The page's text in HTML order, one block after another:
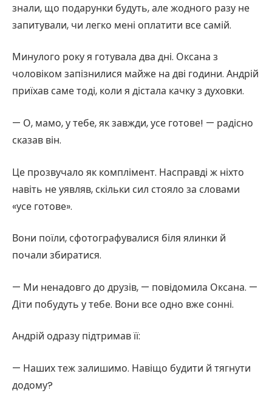
знали, що подарунки будуть, але жодного разу не
запитували, чи легко мені оплатити все самій.
Минулого року я готувала два дні. Оксана з
чоловіком запізнилися майже на дві години. Андрій
приїхав саме тоді, коли я дістала качку з духовки.
— О, мамо, у тебе, як завжди, усе готове! — радісно
сказав він.
Це прозвучало як комплімент. Насправді ж ніхто
навіть не уявляв, скільки сил стояло за словами
«усе готове».
Вони поїли, сфотографувалися біля ялинки й
почали збиратися.
— Ми ненадовго до друзів, — повідомила Оксана. —
Діти побудуть у тебе. Вони все одно вже сонні.
Андрій одразу підтримав її:
— Наших теж залишимо. Навіщо будити й тягнути
додому?